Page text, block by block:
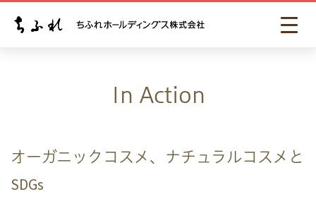
In Action
オーガニックコスメ、ナチュラルコスメと
SDGs